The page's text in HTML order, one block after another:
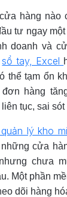
hàng nào
tư ngay
doanh và
sổ tay, Excel
thể tạm ổn
hàng
tục, sai sót
quản lý kho
cửa
chưa
Một phần
dõi hàng